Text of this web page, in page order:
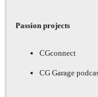
Passion projects
CGconnect
CG Garage